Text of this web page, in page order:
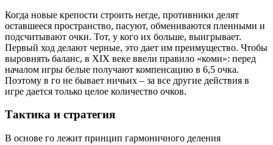
Когда новые крепости строить негде, противники делят
оставшееся пространство, пасуют, обмениваются пленными и
подсчитывают очки. Тот, у кого их больше, выигрывает.
Первый ход делают черные, это дает им преимущество. Чтобы
выровнять баланс, в XIX веке ввели правило «коми»: перед
началом игры белые получают компенсацию в 6,5 очка.
Поэтому в го не бывает ничьих – за все другие действия в
игре дается только целое количество очков.
Тактика и стратегия
В основе го лежит принцип гармоничного деления